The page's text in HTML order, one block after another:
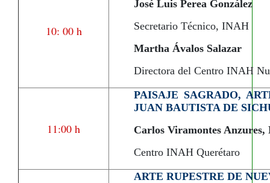
10: 00 h
José Luis Perea González
Secretario Técnico, INAH
Martha Ávalos Salazar
Directora del Centro INAH
11:00 h
PAISAJE SAGRADO,
JUAN BAUTISTA DE
Carlos Viramontes
Centro INAH Querétaro
ARTE RUPESTRE DE